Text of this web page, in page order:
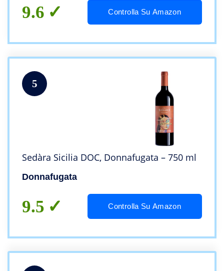
9.6 Controlla Su Amazon
5
Sedàra Sicilia DOC, Donnafugata – 750 ml
Donnafugata
9.5 Controlla Su Amazon